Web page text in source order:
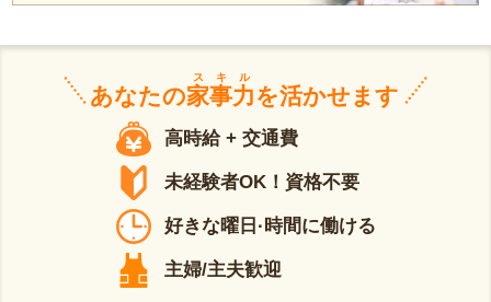
あなたの家事力
スキル
を活かせます
高時給 + 交通費
未経験者OK！資格不要
好きな曜日·時間に働ける
主婦/主夫歓迎